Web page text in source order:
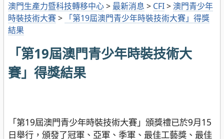
澳門生產力暨科技轉移中心> 最新消息 > CFI> 澳門青少年
時裝技術大賽>
「第19屆澳門青少年時裝技術大賽」得獎
結果
「第19屆澳門青少年時裝技術大
賽」得獎結果
「第19屆澳門青少年時裝技術大賽」頒獎禮已於9月15
日舉行，頒發了冠軍、亞軍、季軍、最佳工藝獎、最佳